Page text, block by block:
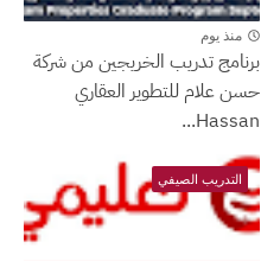
منذ يوم
برنامج تدريب الخريجين من شركة
حسن علام للتطوير العقاري
Hassan...
التدريب الصيفي